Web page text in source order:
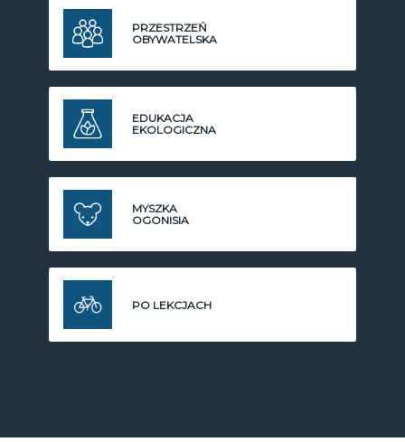
PRZESTRZEŃ
OBYWATELSKA
EDUKACJA
EKOLOGICZNA
MYSZKA
OGONISIA
PO LEKCJACH